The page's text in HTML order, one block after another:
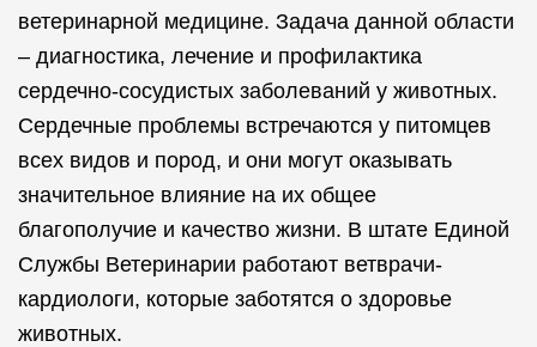
ветеринарной медицине. Задача данной области
– диагностика, лечение и профилактика
сердечно-сосудистых заболеваний у животных.
Сердечные проблемы встречаются у питомцев
всех видов и пород, и они могут оказывать
значительное влияние на их общее
благополучие и качество жизни. В штате Единой
Службы Ветеринарии работают ветврачи-
кардиологи, которые заботятся о здоровье
животных.